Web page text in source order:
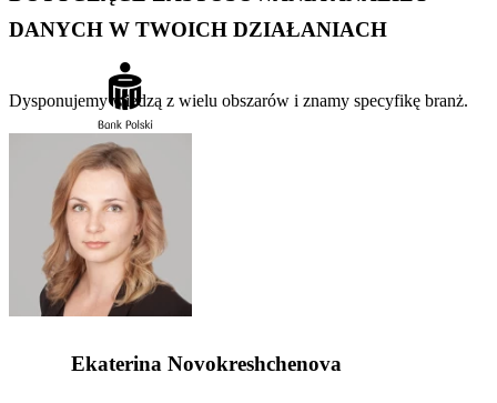
DANYCH W TWOICH DZIAŁANIACH
Dysponujemy wiedzą z wielu obszarów i znamy specyfikę branż.
Ekaterina Novokreshchenova